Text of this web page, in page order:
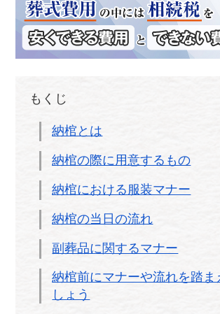
もくじ
納棺とは
納棺の際に用意するもの
納棺における服装マナー
納棺の当日の流れ
副葬品に関するマナー
納棺前にマナーや流れを踏ま
しょう